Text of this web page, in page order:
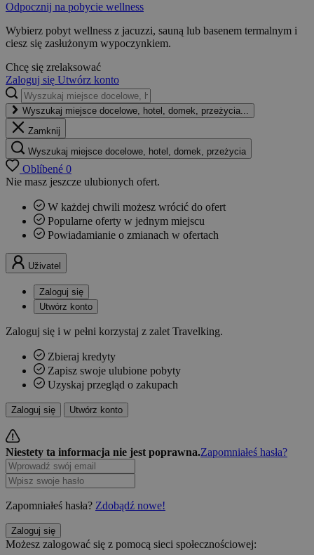
Odpocznij na pobycie wellness
Wybierz pobyt wellness z jacuzzi, sauną lub basenem termalnym i
ciesz się zasłużonym wypoczynkiem.
Chcę się zrelaksować
Zaloguj się Utwórz konto
Wyszukaj miejsce docelowe, hotel, domek, przeżycia...
Zamknij
Wyszukaj miejsce docelowe, hotel, domek, przeżycia
Oblíbené 0
Nie masz jeszcze ulubionych ofert.
W każdej chwili możesz wrócić do ofert
Popularne oferty w jednym miejscu
Powiadamianie o zmianach w ofertach
Uživatel
Zaloguj się
Utwórz konto
Zaloguj się i w pełni korzystaj z zalet Travelking.
Zbieraj kredyty
Zapisz swoje ulubione pobyty
Uzyskaj przegląd o zakupach
Zaloguj się Utwórz konto
Niestety ta informacja nie jest poprawna.Zapomniałeś hasła?
Zapomniałeś hasła? Zdobądź nowe!
Zaloguj się
Możesz zalogować się z pomocą sieci społecznościowej: